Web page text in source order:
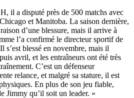
il a disputé près de 500 matchs avec
et Manitoba. La saison dernière,
d’une blessure, mais il arrive à
l’a confirmé le directeur sportif de
s’est blessé en novembre, mais il
avril, et les entraîneurs ont été très
C’est un défenseur
relance, et malgré sa stature, il est
En plus de son jeu fiable,
Jimmy qu’il soit un leader. »